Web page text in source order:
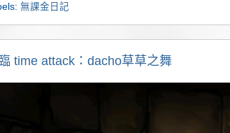
無課金日記
time attack：dacho草草之舞